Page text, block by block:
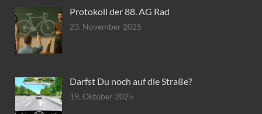
Protokoll der 88. AG Rad
23. November 2025
Darfst Du noch auf die Straße?
19. Oktober 2025